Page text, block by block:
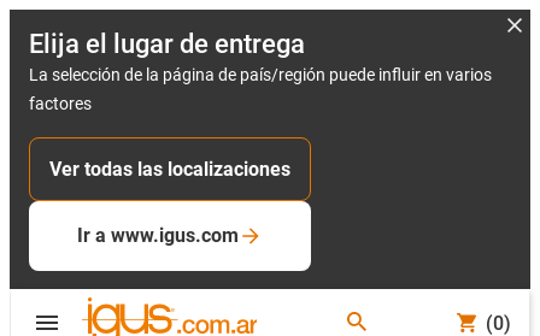
Elija el lugar de entrega
La selección de la página de país/región puede influir en varios
factores
Ver todas las localizaciones
Ir a www.igus.com
(0)